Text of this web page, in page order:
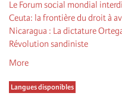
Le Forum social mondial
Ceuta: la frontière du droit à
Nicaragua : La dictature
Révolution sandiniste
More
Langues disponibles